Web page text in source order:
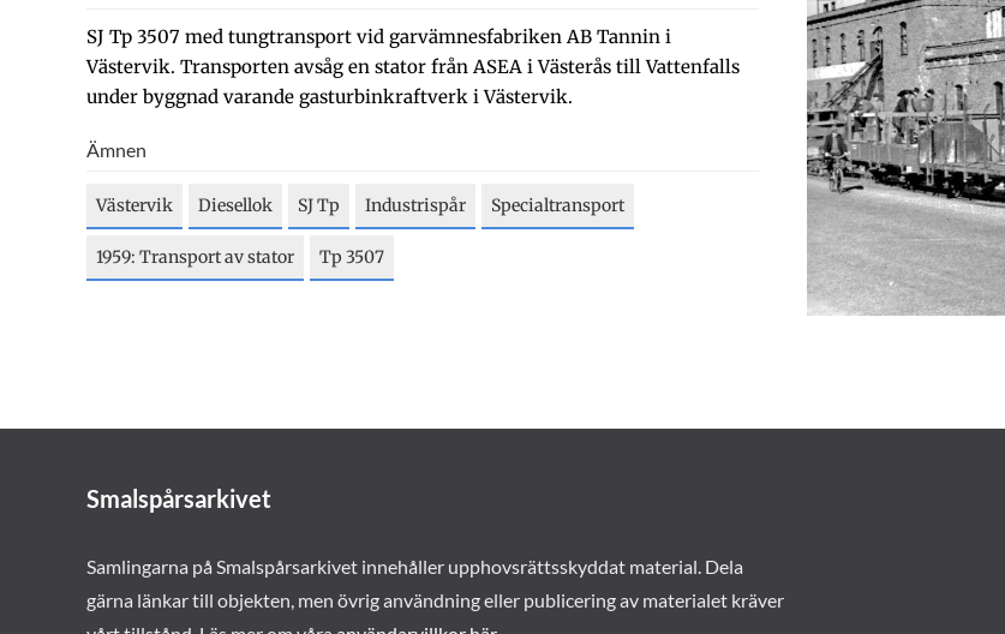
SJ Tp 3507 med tungtransport vid garvämnesfabriken AB Tannin i
Västervik. Transporten avsåg en stator från ASEA i Västerås till Vattenfalls
under byggnad varande gasturbinkraftverk i Västervik.
Ämnen
Västervik Diesellok SJ Tp Industrispår Specialtransport
1959: Transport av stator Tp 3507
Smalspårsarkivet
Samlingarna på Smalspårsarkivet innehåller upphovsrättsskyddat material. Dela
gärna länkar till objekten, men övrig användning eller publicering av materialet kräver